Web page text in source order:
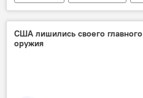
Гитанас Науседа
Политика
США лишились своего главного
оружия